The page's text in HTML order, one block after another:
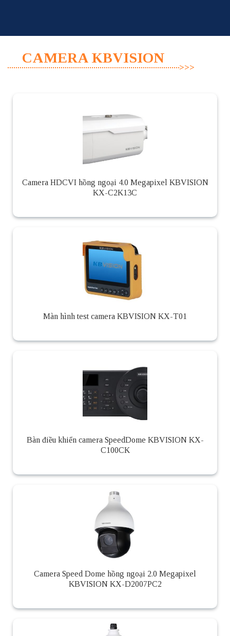
CAMERA KBVISION
Camera HDCVI hồng ngoại 4.0 Megapixel KBVISION
KX-C2K13C
Màn hình test camera KBVISION KX-T01
Bàn điều khiển camera SpeedDome KBVISION KX-
C100CK
Camera Speed Dome hồng ngoại 2.0 Megapixel
KBVISION KX-D2007PC2